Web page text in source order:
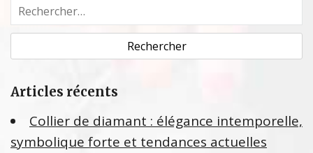
e
c
h
r
h
e
Articles récents
Collier de diamant : élégance intemporelle,
symbolique forte et tendances actuelles